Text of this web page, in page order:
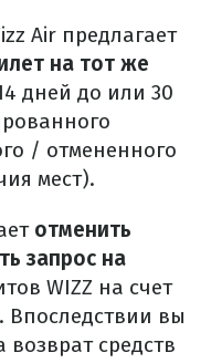
Air предлагает
на тот же
дней до или 30
/ отмененного
мест).
отменить
запрос на
WIZZ на счет
Впоследствии вы
средств